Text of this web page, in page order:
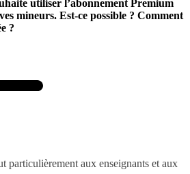
utiliser l’abonnement Premium
mineurs. Est-ce possible ? Comment
?
particulièrement aux enseignants et aux